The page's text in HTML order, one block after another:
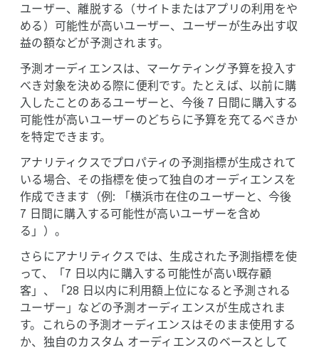
ユーザー、​離脱する​（サイトまたは​アプリの​利用を​や
める）​可能性が​高い​ユーザー、​ユーザーが​生み出す収
益の​額などが​予測されます。
予測オーディエンスは、​マーケティング予算を​投入す
べき対象を​決める​際に​便利です。​たとえば、​以前に​購
入した​ことの​ある​ユーザーと、​今後 7 日間に​購入する​
可能性が​高い​ユーザーの​どちらに​予算を​充てるべきか
を​特定できます。
アナリティクスで​プロパティの​予測指標が​生成されて
いる​場合、​その​指標を​使って​独自の​オーディエンスを​
作成できます​（例: 「横浜市在住の​ユーザーと、​今後
7 日間に​購入する​可能性が​高い​ユーザーを​含め
る」）。
さらに​アナリティクスでは、​生成された​予測指標を​使
って、​「7 日以内に​購入する​可能性が​高い​既存顧
客」、​「28 日以内に​利用額上位に​なると​予測される​
ユーザー」などの​予測オーディエンスが​生成されま
す。​これらの​予測オーディエンスは​そのまま​使用する
か、​独自の​カスタム オーディエンスの​ベースと​して​